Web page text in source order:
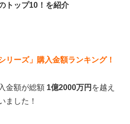
トップ10！を紹介
ーズ」購入金額ランキング！
金額が総額 1億2000万円 を越え
ました！